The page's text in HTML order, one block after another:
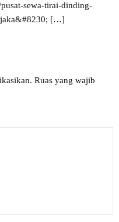
sewa-tirai-dinding-
; […]
Ruas yang wajib